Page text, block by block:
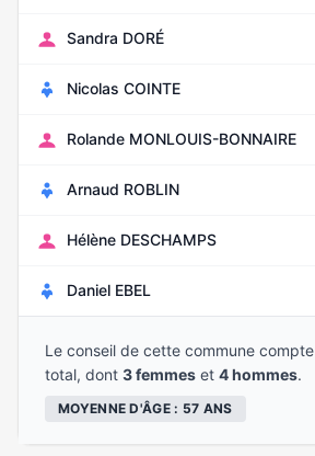
Sandra DORÉ
Nicolas COINTE
Rolande MONLOUIS-BONNAIRE
Arnaud ROBLIN
Hélène DESCHAMPS
Daniel EBEL
Le conseil de cette commune compte
total, dont 3 femmes et 4 hommes.
MOYENNE D'ÂGE : 57 ANS